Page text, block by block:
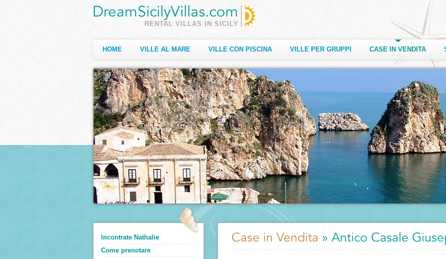
RENTAL VILLAS IN SICILY
HOME VILLE AL MARE VILLE CON PISCINA VILLE PER GRUPPI CASE IN VENDITA
Incontrate Nathalie
Come prenotare
Case in Vendita » Antico Casale